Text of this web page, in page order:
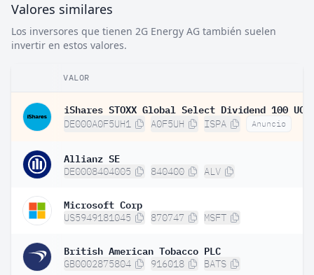
Valores similares
Los inversores que tienen 2G Energy AG también suelen
invertir en estos valores.
VALOR
DE000A0F5UH1 A0F5UH ISPA Anuncio
Allianz SE
DE0008404005 840400 ALV
Microsoft Corp
US5949181045 870747 MSFT
British American Tobacco PLC
GB0002875804 916018 BATS